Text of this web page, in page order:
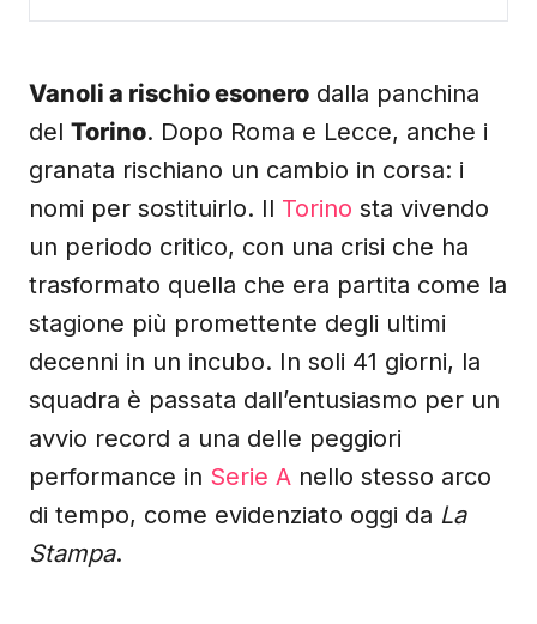
Vanoli a rischio esonero dalla panchina
del Torino. Dopo Roma e Lecce, anche i
granata rischiano un cambio in corsa: i
nomi per sostituirlo. Il Torino sta vivendo
un periodo critico, con una crisi che ha
trasformato quella che era partita come la
stagione più promettente degli ultimi
decenni in un incubo. In soli 41 giorni, la
squadra è passata dall’entusiasmo per un
avvio record a una delle peggiori
performance in Serie A nello stesso arco
di tempo, come evidenziato oggi da La
Stampa.